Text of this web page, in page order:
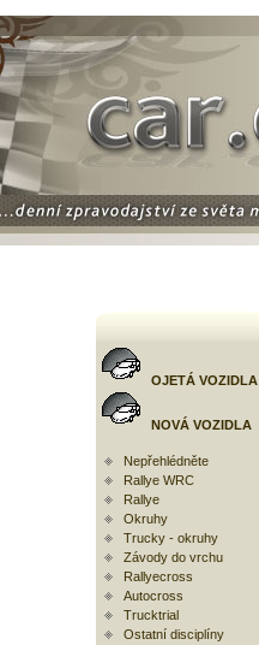
OJETÁ VOZIDLA
NOVÁ VOZIDLA
Nepřehlédněte
Rallye WRC
Rallye
Okruhy
Trucky - okruhy
Závody do vrchu
Rallyecross
Autocross
Trucktrial
Ostatní disciplíny